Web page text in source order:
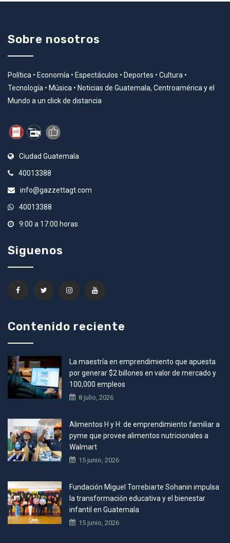
Sobre nosotros
Política • Economía • Espectáculos • Deportes • Cultura •
Tecnología • Música • Noticias de Guatemala, Centroamérica y el
Mundo a un click de distancia
Ciudad Guatemala
40013388
info@gazzettagt.com
40013388
9:00 a 17:00 horas
Siguenos
Contenido reciente
La maestría en emprendimiento que apuesta
por generar $2 billones en valor de mercado y
100,000 empleos
8 julio, 2026
Alimentos H y H: de emprendimiento familiar a
pyme que provee alimentos nutricionales a
Walmart
15 junio, 2026
Fundación Miguel Torrebiarte Sohanin impulsa
la transformación educativa y el bienestar
infantil en Guatemala
15 junio, 2026